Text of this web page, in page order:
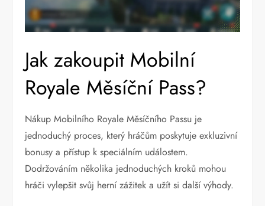
Jak zakoupit Mobilní
Royale Měsíční Pass?
Nákup Mobilního Royale Měsíčního Passu je
jednoduchý proces, který hráčům poskytuje exkluzivní
bonusy a přístup k speciálním událostem.
Dodržováním několika jednoduchých kroků mohou
hráči vylepšit svůj herní zážitek a užít si další výhody.